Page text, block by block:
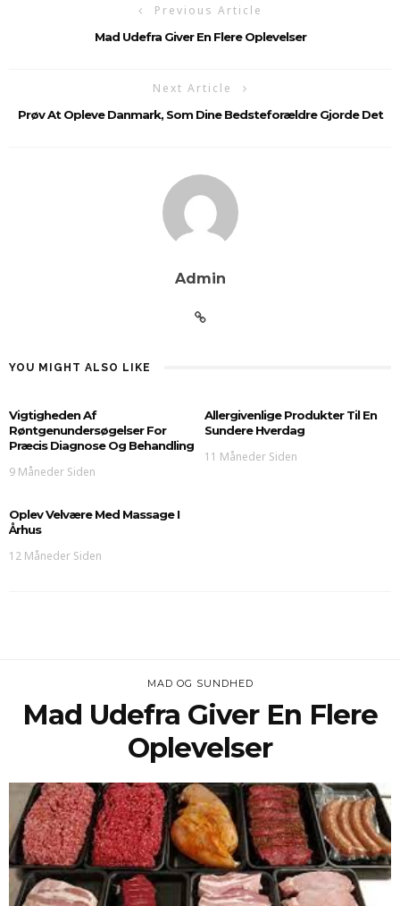
Previous Article
Mad Udefra Giver En Flere Oplevelser
Next Article
Prøv At Opleve Danmark, Som Dine Bedsteforældre Gjorde Det
Admin
YOU MIGHT ALSO LIKE
Vigtigheden Af
Røntgenundersøgelser For
Præcis Diagnose Og Behandling
9 Måneder Siden
Allergivenlige Produkter Til En
Sundere Hverdag
11 Måneder Siden
Oplev Velvære Med Massage I
Århus
12 Måneder Siden
MAD OG SUNDHED
Mad Udefra Giver En Flere
Oplevelser